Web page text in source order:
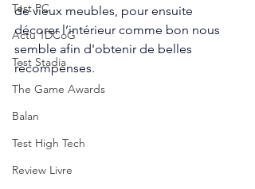
Test PC
Actu 1DCoG
Test Stadia
The Game Awards
Balan
Test High Tech
Review Livre
de vieux meubles, pour ensuite
décorer l’intérieur comme bon nous
semble afin d'obtenir de belles
récompenses.